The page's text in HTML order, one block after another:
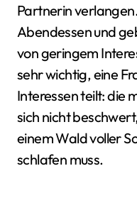
Partnerin
Abendessen und
von geringem
sehr wichtig, eine
Interessen teilt: die
sich nicht
einem Wald voller
schlafen muss.